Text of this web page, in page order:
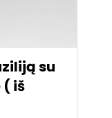
su
( iš